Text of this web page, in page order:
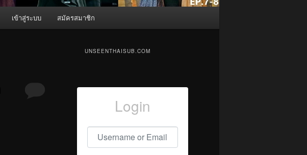
เข้าสู่ระบบ สมัครสมาชิก
UNSEENTHAISUB.COM
Login
Username or Email